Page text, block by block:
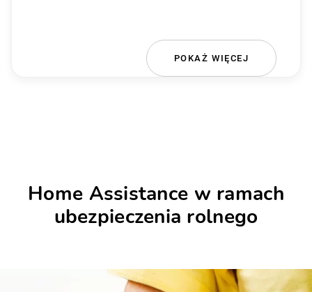
POKAŻ WIĘCEJ
Home Assistance w ramach
ubezpieczenia rolnego